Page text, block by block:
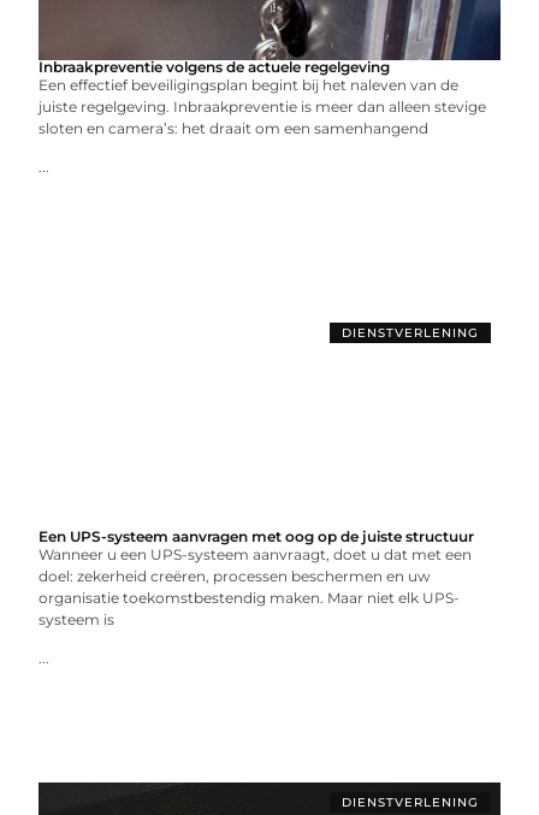
Inbraakpreventie volgens de actuele regelgeving
Een effectief beveiligingsplan begint bij het naleven van de
juiste regelgeving. Inbraakpreventie is meer dan alleen stevige
sloten en camera’s: het draait om een samenhangend
...
DIENSTVERLENING
Een UPS-systeem aanvragen met oog op de juiste structuur
Wanneer u een UPS-systeem aanvraagt, doet u dat met een
doel: zekerheid creëren, processen beschermen en uw
organisatie toekomstbestendig maken. Maar niet elk UPS-
systeem is
...
DIENSTVERLENING